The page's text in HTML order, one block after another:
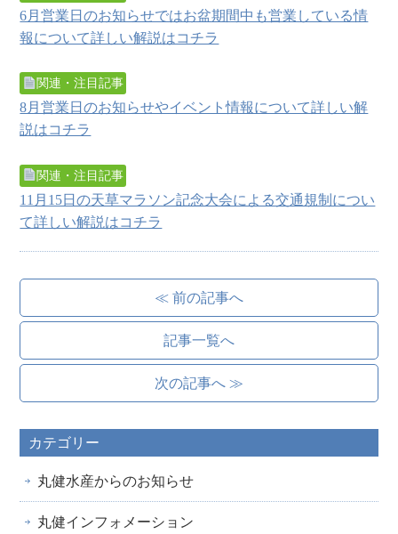
6月営業日のお知らせではお盆期間中も営業している情
報について詳しい解説はコチラ
関連・注目記事
8月営業日のお知らせやイベント情報について詳しい解
説はコチラ
関連・注目記事
11月15日の天草マラソン記念大会による交通規制につい
て詳しい解説はコチラ
≪ 前の記事へ
記事一覧へ
次の記事へ ≫
カテゴリー
丸健水産からのお知らせ
丸健インフォメーション